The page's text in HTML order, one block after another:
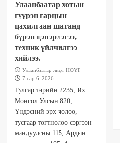
Улаанбаатар хотын
гүүрэн гарцын
цахилгаан шатанд
бүрэн цэвэрлэгээ,
техник үйлчилгээ
хийлээ.
Улаанбаатар лифт НӨҮГ
7 сар 6, 2026
Тулгар төрийн 2235, Их
Монгол Улсын 820,
Үндэсний эрх чөлөө,
тусгаар тогтнолоо сэргээн
мандуулсны 115, Ардын